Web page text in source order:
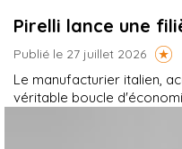
Pirelli lance une
Publié le 27 juillet 2026
Le manufacturier italien,
véritable boucle